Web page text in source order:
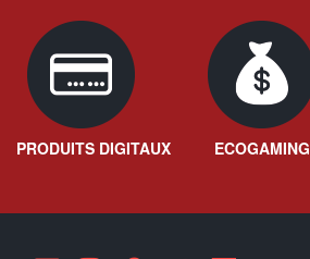
PRODUITS DIGITAUX ECOGAMING